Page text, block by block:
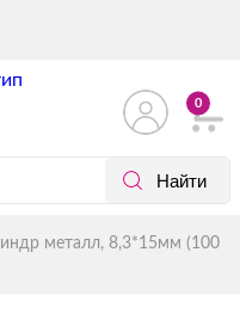
0
металл, 8,3*15мм (100